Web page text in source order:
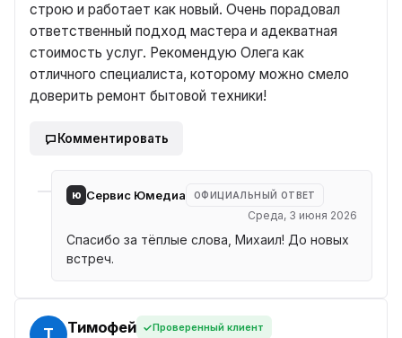
строю и работает как новый. Очень порадовал
ответственный подход мастера и адекватная
стоимость услуг. Рекомендую Олега как
отличного специалиста, которому можно смело
доверить ремонт бытовой техники!
Комментировать
ю Сервис Юмедиа ОФИЦИАЛЬНЫЙ ОТВЕТ
Среда, 3 июня 2026
Спасибо за тёплые слова, Михаил! До новых
встреч.
Тимофей Проверенный клиент